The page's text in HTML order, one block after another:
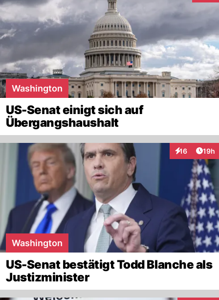
Washington
US-Senat einigt sich auf
Übergangshaushalt
16
Interaktionen
19h
Washington
US-Senat bestätigt Todd Blanche als
Justizminister